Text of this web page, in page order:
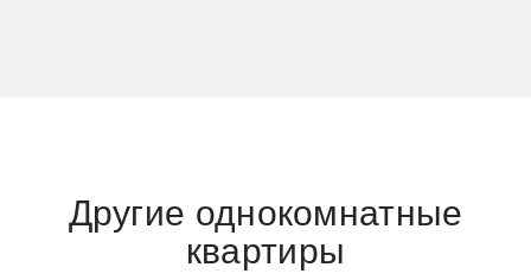
Другие однокомнатные
квартиры